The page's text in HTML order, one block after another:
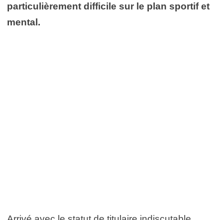
particulièrement difficile sur le plan sportif et
mental.